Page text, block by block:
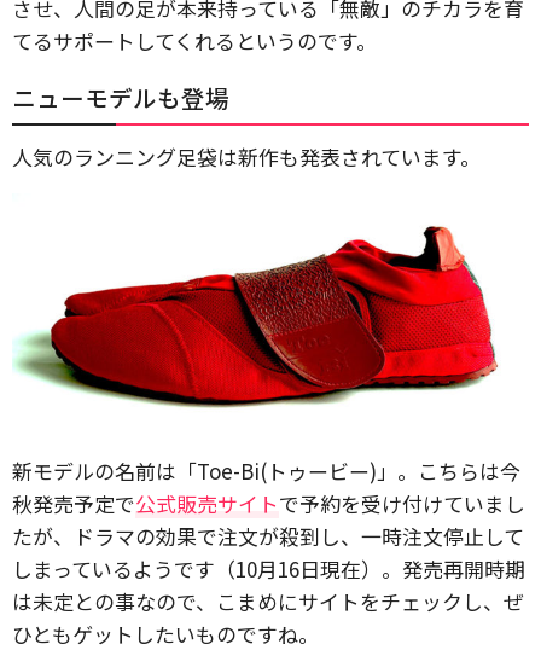
させ、人間の足が本来持っている「無敵」のチカラを育
てるサポートしてくれるというのです。
ニューモデルも登場
人気のランニング足袋は新作も発表されています。
新モデルの名前は「Toe-Bi(トゥービー)」。こちらは今
秋発売予定で公式販売サイトで予約を受け付けていまし
たが、ドラマの効果で注文が殺到し、一時注文停止して
しまっているようです（10月16日現在）。発売再開時期
は未定との事なので、こまめにサイトをチェックし、ぜ
ひともゲットしたいものですね。